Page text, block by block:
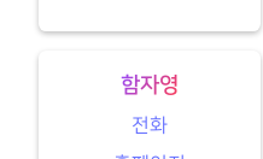
함자영
전화